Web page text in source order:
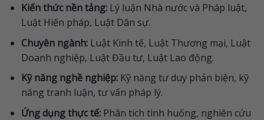
Kiến thức nền tảng:Lý luận Nhà nước và Pháp luật,
Luật Hiến pháp, Luật Dân sự.
Chuyên ngành:Luật Kinh tế, Luật Thương mại, Luật
Doanh nghiệp, Luật Đầu tư, Luật Lao động.
Kỹ năng nghề nghiệp:Kỹ năng tư duy phản biện, kỹ
năng tranh luận, tư vấn pháp lý.
Ứng dụng thực tế:Phân tích tình huống, nghiên cứu